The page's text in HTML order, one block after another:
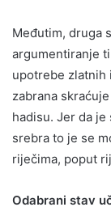
Međutim, druga
argumentiranje
upotrebe zlatnih
zabrana
hadisu. Jer da
srebra to je se
riječima, poput
Odabrani stav